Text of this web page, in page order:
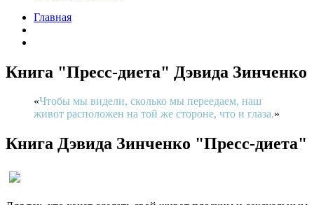
Главная
Книга "Пресс-диета" Дэвида Зинченко
Чтобы мы видели, сколько мы переедаем, наш
живот расположен на той же стороне, что и глаза.
Книга Дэвида Зинченко "Пресс-диета"